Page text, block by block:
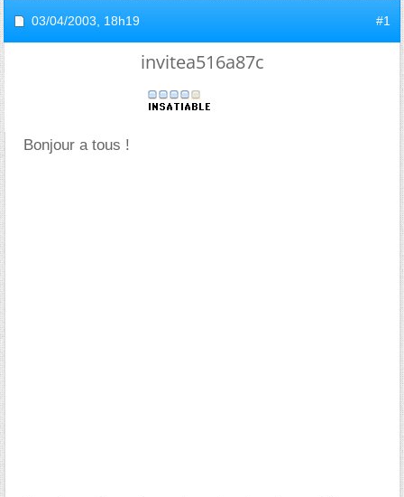
03/04/2003, 18h19 #1
invitea516a87c
Bonjour a tous !